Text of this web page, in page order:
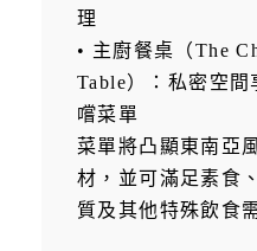
理
• 主廚餐桌（The
Table）：私密空間
嚐菜單
菜單將凸顯東南亞
材，並可滿足素食
質及其他特殊飲食